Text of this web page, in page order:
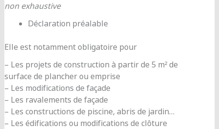
non exhaustive
Déclaration préalable
Elle est notamment obligatoire pour
– Les projets de construction à partir de 5 m² de
surface de plancher ou emprise
– Les modifications de façade
– Les ravalements de façade
– Les constructions de piscine, abris de jardin…
– Les édifications ou modifications de clôture